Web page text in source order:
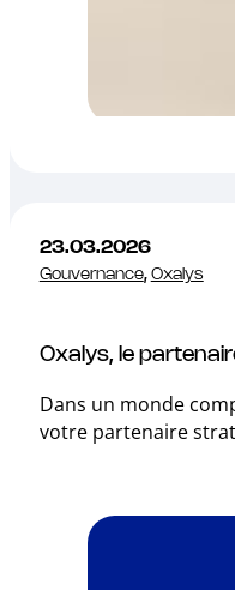
23.03.2026
Gouvernance, Oxalys
Oxalys, le
Dans un monde
votre partenaire